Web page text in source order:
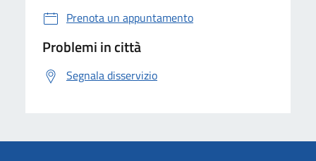
Prenota un appuntamento
Problemi in città
Segnala disservizio